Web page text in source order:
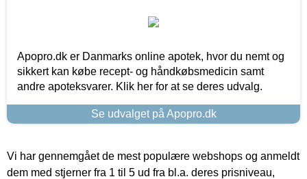
Apopro.dk er Danmarks online apotek, hvor du nemt og
sikkert kan købe recept- og håndkøbsmedicin samt
andre apoteksvarer. Klik her for at se deres udvalg.
Se udvalget på Apopro.dk
Vi har gennemgået de mest populære webshops og anmeldt
dem med stjerner fra 1 til 5 ud fra bl.a. deres prisniveau,